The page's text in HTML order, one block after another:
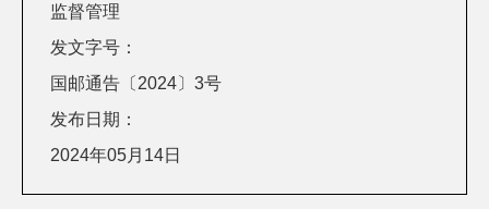
监督管理
发文字号：
国邮通告〔2024〕3号
发布日期：
2024年05月14日